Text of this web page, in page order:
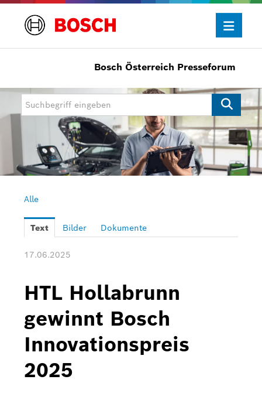
Presseinformationen
Allgemein/Wirtschaft
Bosch Innovationspreis
eBike Systems
Mobility
Power Tools
Buderus
Pressemappen
Hausgeräte
Downloads
Bosch Österreich Presseforum
Alle
Text Bilder Dokumente
17.06.2025
HTL Hollabrunn
gewinnt Bosch
Innovationspreis
2025